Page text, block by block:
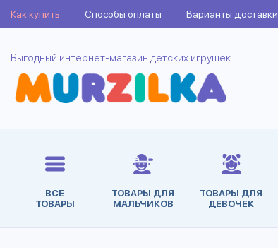
Как купить Способы оплаты Варианты доставки
Выгодный интернет-магазин детских игрушек
ВСЕ
ТОВАРЫ
ТОВАРЫ ДЛЯ
МАЛЬЧИКОВ
ТОВАРЫ ДЛЯ
ДЕВОЧЕК